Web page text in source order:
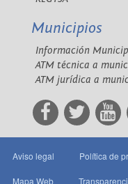
Municipios
Información
ATM técnica a
ATM jurídica a
Aviso legal Política de
Mapa Web